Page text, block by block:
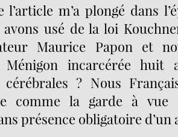
m’a plongé dans
avons usé de la loi
Maurice Papon et
Ménigon incarcérée huit
cérébrales ? Nous
comme la garde à vue
présence obligatoire d’un